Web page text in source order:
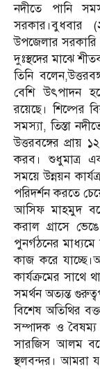
নদীতে পানি
সরকার।বুধবার
উপজেলার
দুঃস্থদের মাঝে
তিনি
বেশি উৎপাদন
রয়েছে। শিল্পের
সমস্যা, তিস্তা
উত্তরবঙ্গের প্রায়
করব। শুধুমাত্র
সময়ে উন্নয়ন
পরিদর্শন করতে
আসিফ মাহমুদ
করাল গ্রাসে
পুনর্গঠনের
কাজ করে
কার্যক্রমের
সমর্থন অত্যন্ত
বিশেষ অতিথির
সম্পাদক ও
সারজিস আলম
স্থলবন্দর। আমরা